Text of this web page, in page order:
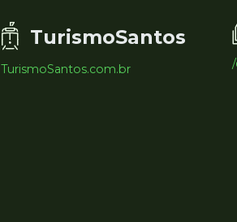
TurismoSantos
TurismoSantos.com.br